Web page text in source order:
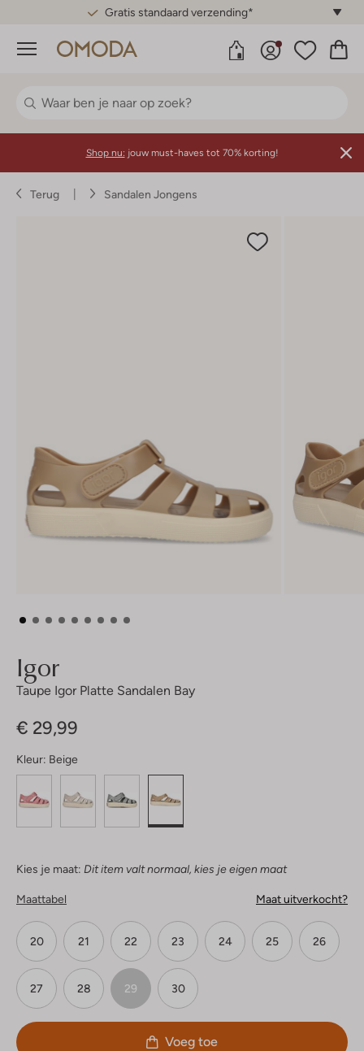
Gratis standaard verzending*
Menu
Shop nu: jouw must-haves tot 70% korting!
Terug Sandalen Jongens
Igor
Taupe Igor Platte Sandalen Bay
€ 29,99
Kleur: Beige
Kies je maat: Dit item valt normaal, kies je eigen maat
Maattabel Maat uitverkocht?
20 21 22 23 24 25 26
27 28 29 30
Voeg toe